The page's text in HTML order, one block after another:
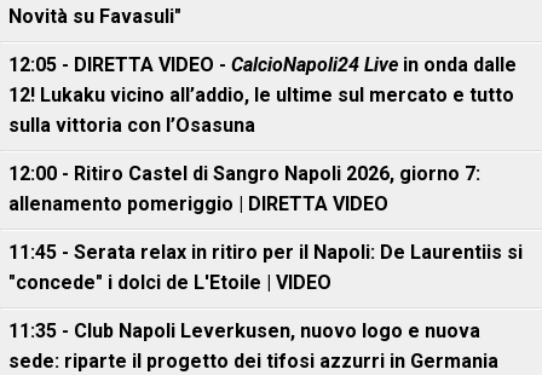
Novità su Favasuli"
12:05 - DIRETTA VIDEO - CalcioNapoli24 Live in onda dalle
12! Lukaku vicino all’addio, le ultime sul mercato e tutto
sulla vittoria con l’Osasuna
12:00 - Ritiro Castel di Sangro Napoli 2026, giorno 7:
allenamento pomeriggio | DIRETTA VIDEO
11:45 - Serata relax in ritiro per il Napoli: De Laurentiis si
"concede" i dolci de L'Etoile | VIDEO
11:35 - Club Napoli Leverkusen, nuovo logo e nuova
sede: riparte il progetto dei tifosi azzurri in Germania